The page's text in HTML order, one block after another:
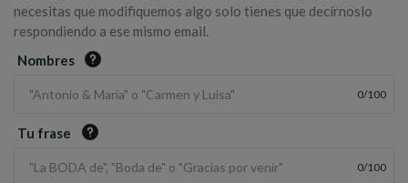
necesitas que modifiquemos algo solo tienes que decírnoslo
respondiendo a ese mismo email.
Nombres
0/100
Tu frase
0/100